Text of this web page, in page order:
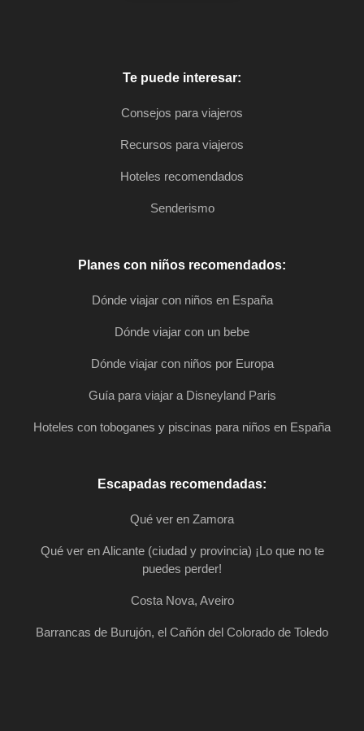
Te puede interesar:
Consejos para viajeros
Recursos para viajeros
Hoteles recomendados
Senderismo
Planes con niños recomendados:
Dónde viajar con niños en España
Dónde viajar con un bebe
Dónde viajar con niños por Europa
Guía para viajar a Disneyland Paris
Hoteles con toboganes y piscinas para niños en España
Escapadas recomendadas:
Qué ver en Zamora
Qué ver en Alicante (ciudad y provincia) ¡Lo que no te
puedes perder!
Costa Nova, Aveiro
Barrancas de Burujón, el Cañón del Colorado de Toledo